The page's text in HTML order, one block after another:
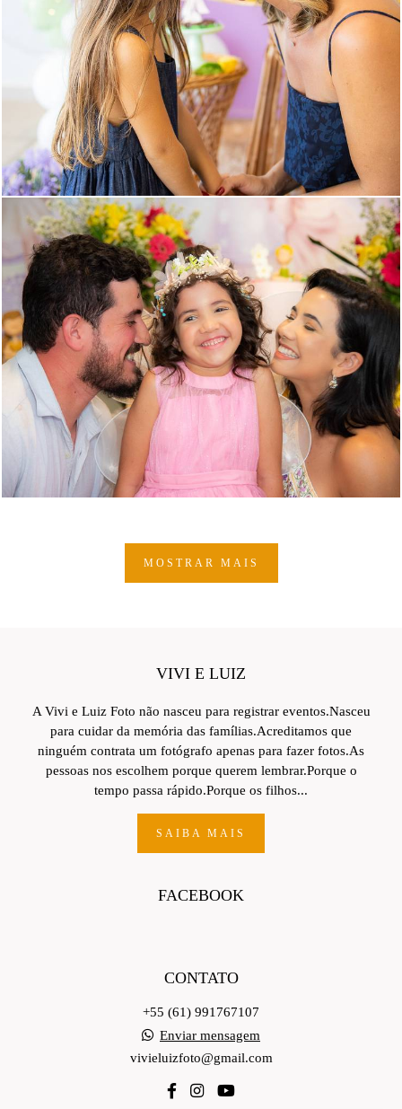
MOSTRAR MAIS
VIVI E LUIZ
A Vivi e Luiz Foto não nasceu para registrar eventos.Nasceu
para cuidar da memória das famílias.Acreditamos que
ninguém contrata um fotógrafo apenas para fazer fotos.As
pessoas nos escolhem porque querem lembrar.Porque o
tempo passa rápido.Porque os filhos...
SAIBA MAIS
FACEBOOK
CONTATO
+55 (61) 991767107
Enviar mensagem
vivieluizfoto@gmail.com